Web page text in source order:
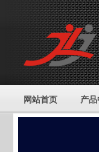
网站首页 产